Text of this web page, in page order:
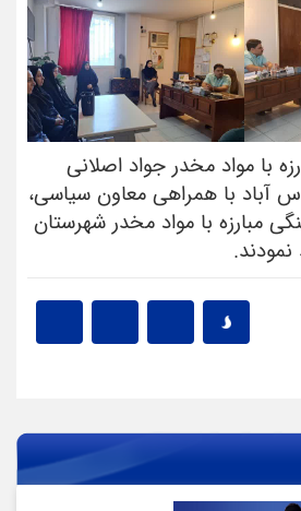
با مواد مخدر جواد اصلانی
آباد با همراهی معاون سیاسی،
مبارزه با مواد مخدر شهرستان